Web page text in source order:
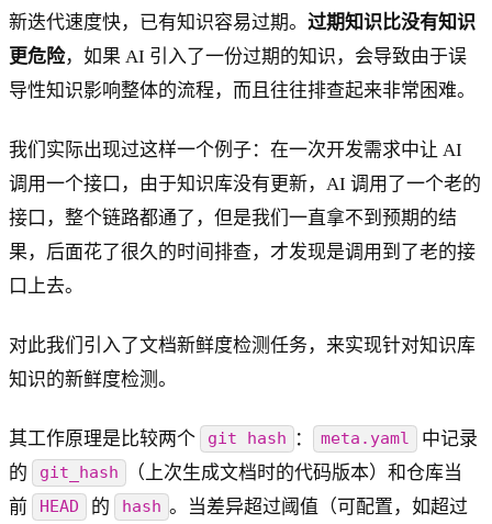
新迭代速度快，已有知识容易过期。 过期知识比没有知识
更危险，如果 AI 引入了一份过期的知识，会导致由于误
导性知识影响整体的流程，而且往往排查起来非常困难。
我们实际出现过这样一个例子：在一次开发需求中让 AI
调用一个接口，由于知识库没有更新，AI 调用了一个老的
接口，整个链路都通了，但是我们一直拿不到预期的结
果，后面花了很久的时间排查，才发现是调用到了老的接
口上去。
对此我们引入了文档新鲜度检测任务，来实现针对知识库
知识的新鲜度检测。
其工作原理是比较两个 git hash ： meta.yaml
中记录
的
git_hash
（上次生成文档时的代码版本）和仓库当
前
HEAD 的 hash 。当差异超过阈值（可配置，如超过